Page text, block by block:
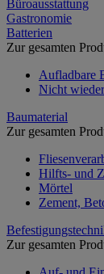
Büroausstattung
Gastronomie
Batterien
Zur gesamten
Aufladbare
Nicht
Baumaterial
Zur gesamten
Hilfts- und
Mörtel
Zement,
Zur gesamten